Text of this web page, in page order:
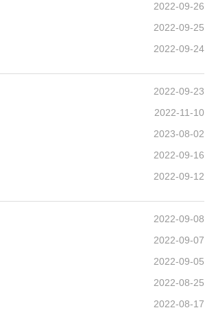
2022-09-26
2022-09-25
2022-09-24
2022-09-23
2022-11-10
2023-08-02
2022-09-16
2022-09-12
2022-09-08
2022-09-07
2022-09-05
2022-08-25
2022-08-17